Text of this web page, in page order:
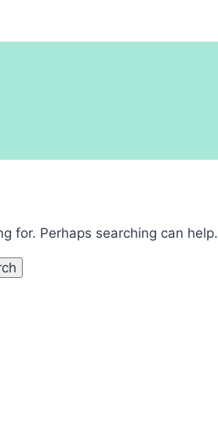
for. Perhaps searching can help.